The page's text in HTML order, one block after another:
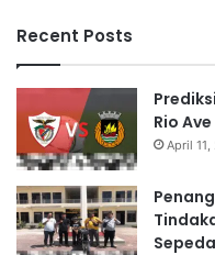
Recent Posts
Rio
April